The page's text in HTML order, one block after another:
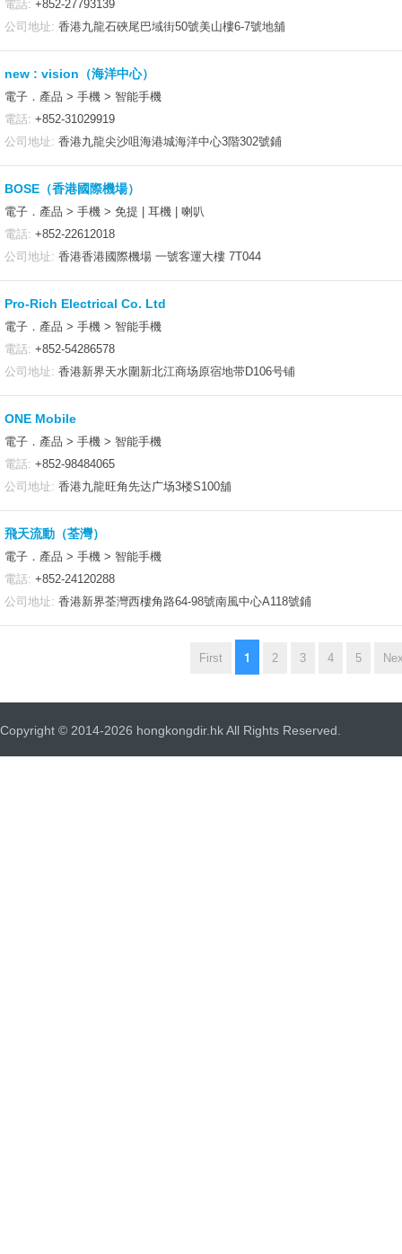
電話: +852-27793139
公司地址: 香港九龍石硤尾巴域街50號美山樓6-7號地舖
new : vision（海洋中心）
電子．產品 > 手機 > 智能手機
電話: +852-31029919
公司地址: 香港九龍尖沙咀海港城海洋中心3階302號鋪
BOSE（香港國際機場）
電子．產品 > 手機 > 免提 | 耳機 | 喇叭
電話: +852-22612018
公司地址: 香港香港國際機場 一號客運大樓 7T044
Pro-Rich Electrical Co. Ltd
電子．產品 > 手機 > 智能手機
電話: +852-54286578
公司地址: 香港新界天水圍新北江商场原宿地带D106号铺
ONE Mobile
電子．產品 > 手機 > 智能手機
電話: +852-98484065
公司地址: 香港九龍旺角先达广场3楼S100舖
飛天流動（荃灣）
電子．產品 > 手機 > 智能手機
電話: +852-24120288
公司地址: 香港新界荃灣西樓角路64-98號南風中心A118號鋪
First 1 2 3 4 5
Copyright © 2014-2026 hongkongdir.hk All Rights Reserved.